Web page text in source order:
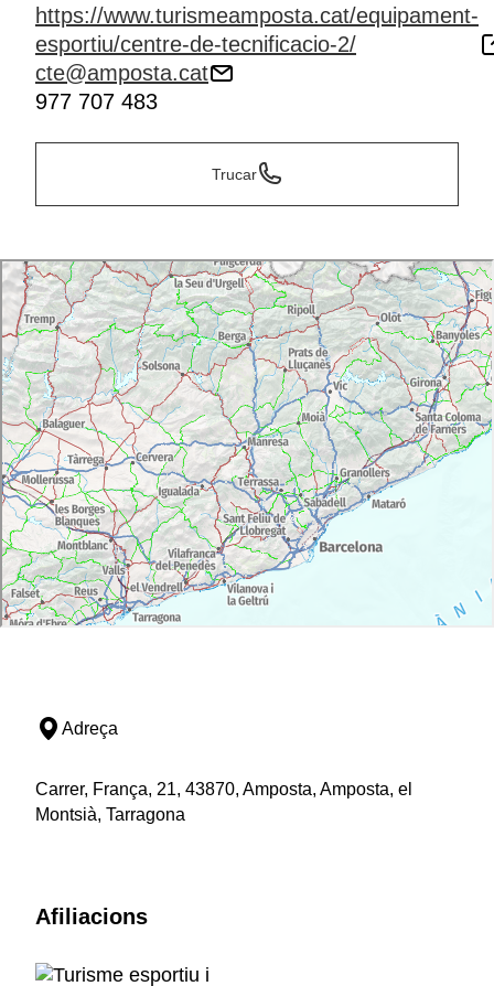
https://www.turismeamposta.cat/equipament-
esportiu/centre-de-tecnificacio-2/
cte@amposta.cat
977 707 483
Trucar
Adreça
Carrer, França, 21, 43870, Amposta, Amposta, el
Montsià, Tarragona
Afiliacions